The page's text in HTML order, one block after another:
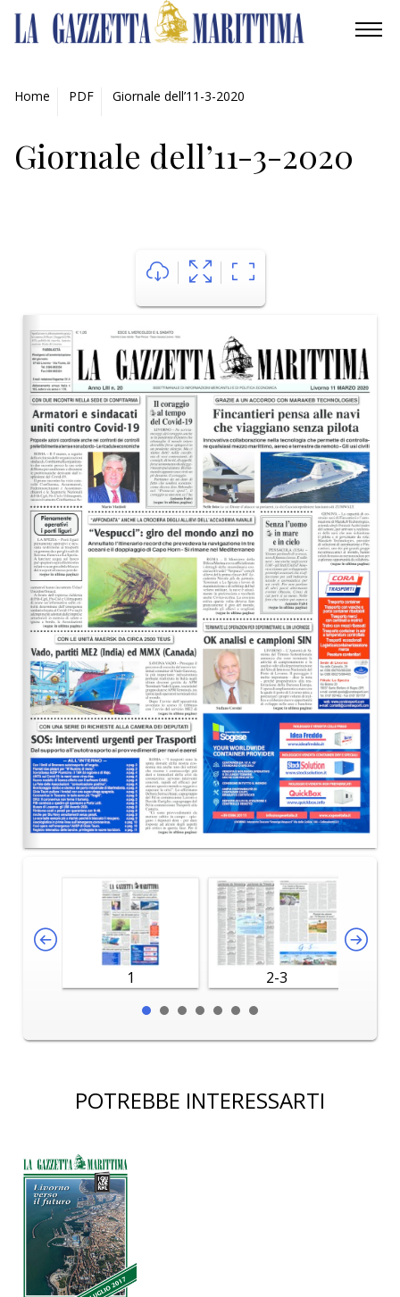
INDUSTRIA
CULTURA
NAUTICA
EDITORIALI
Home PDF Giornale dell’11-3-2020
Giornale dell’11-3-2020
1 2-3
POTREBBE INTERESSARTI